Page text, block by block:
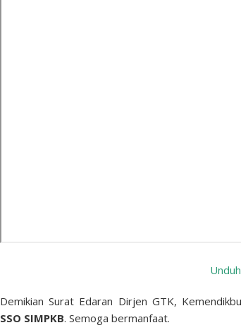
Unduh
Demikian Surat Edaran Dirjen GTK,
SSO SIMPKB. Semoga bermanfaat.